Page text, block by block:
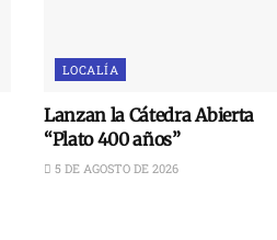
LOCALÍA
Lanzan la Cátedra Abierta
“Plato 400 años”
5 DE AGOSTO DE 2026